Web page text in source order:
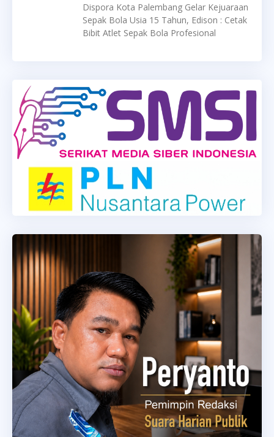
Dispora Kota Palembang Gelar Kejuaraan
Sepak Bola Usia 15 Tahun, Edison : Cetak
Bibit Atlet Sepak Bola Profesional